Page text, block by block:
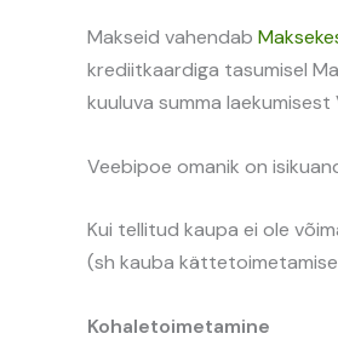
Makseid vahendab
krediitkaardiga tasumisel
kuuluva summa
Veebipoe omanik on
Kui tellitud kaupa ei ole
(sh kauba
Kohaletoimetamine